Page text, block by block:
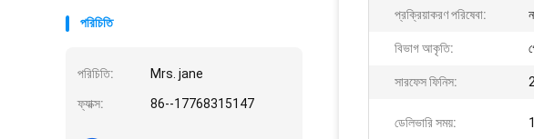
পরিচিতি
পরিচিতি: Mrs. jane
ফ্যাক্স: 86--17768315147
প্রক্রিয়াকরণ পরিষেবা:
বিভাগ আকৃতি:
সারফেস ফিনিস:
ডেলিভারি সময়: